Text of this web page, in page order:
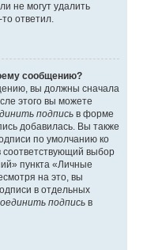
не могут удалить
ответил.
сообщению?
вы должны сначала
этого вы можете
подписьв форме
добавилась. Вы также
по умолчанию ко
выбор
пункта «Личные
на это, вы
в отдельных
подписьв